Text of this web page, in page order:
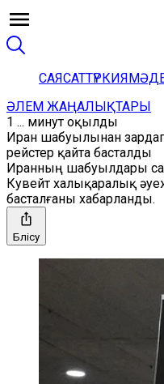
САЯСАТТҮРКИЯ
ӘЛЕМ ЖАҢАЛЫҚТАРЫ
1 ... минут оқылды
Иран шабуылынан
рейстер қайта басталды
Иранның шабуылдары
Кувейт халықаралық
басталғаны хабарланды.
Бөлісу